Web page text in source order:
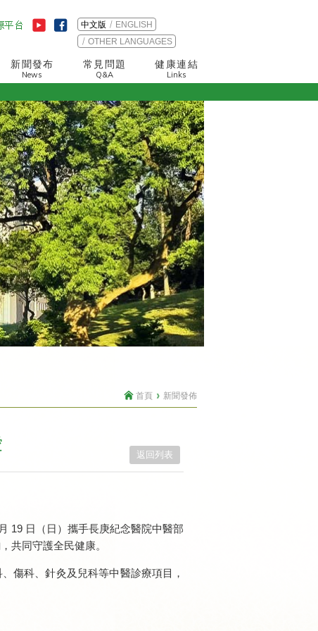
中文版
ENGLISH
OTHER LANGUAGES
新聞發布
News
常見問題
Q&A
健康連結
Links
首頁 新聞發佈
返回列表
19 日（日）攜手長庚紀念醫院中醫部
共同守護全民健康。
傷科、針灸及兒科等中醫診療項目，